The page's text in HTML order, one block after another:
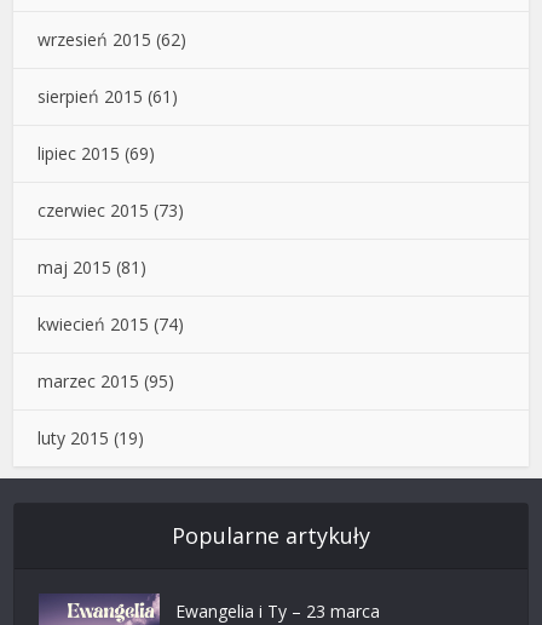
wrzesień 2015 (62)
sierpień 2015 (61)
lipiec 2015 (69)
czerwiec 2015 (73)
maj 2015 (81)
kwiecień 2015 (74)
marzec 2015 (95)
luty 2015 (19)
Popularne artykuły
Ewangelia i Ty – 23 marca